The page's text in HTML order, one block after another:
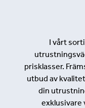
I vårt
prisklasser.
utbud av
din
exklusivare